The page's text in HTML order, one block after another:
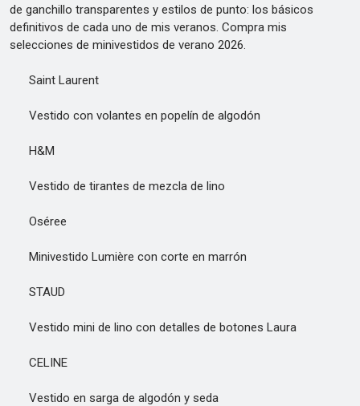
de ganchillo transparentes y estilos de punto: los básicos
definitivos de cada uno de mis veranos. Compra mis
selecciones de minivestidos de verano 2026.
Saint Laurent
Vestido con volantes en popelín de algodón
H&M
Vestido de tirantes de mezcla de lino
Oséree
Minivestido Lumière con corte en marrón
STAUD
Vestido mini de lino con detalles de botones Laura
CELINE
Vestido en sarga de algodón y seda